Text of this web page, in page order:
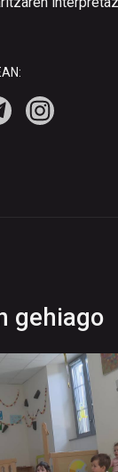
gehiago